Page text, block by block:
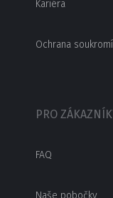
Kariéra
Ochrana soukromí
PRO
FAQ
Naše pobočky